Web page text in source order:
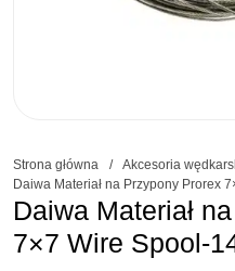
Strona główna / Akcesoria
Daiwa Materiał na Przypony Prorex
Daiwa Materiał
7×7 Wire Spool-